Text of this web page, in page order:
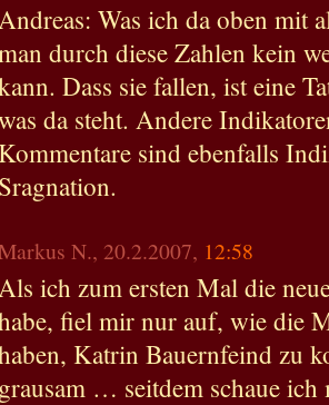
Andreas: Was ich da oben mit
durch diese Zahlen kein
Dass sie fallen, ist eine
da steht. Andere
sind ebenfalls
Sragnation.
N., 20.2.2007, 12:58
Als ich zum ersten Mal die
fiel mir nur auf, wie die
Katrin Bauernfeind zu
grausam … seitdem schaue